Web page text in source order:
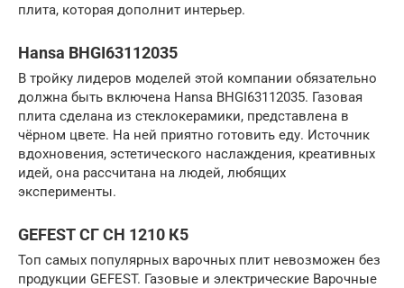
плита, которая дополнит интерьер.
Hansa BHGI63112035
В тройку лидеров моделей этой компании обязательно
должна быть включена Hansa BHGI63112035. Газовая
плита сделана из стеклокерамики, представлена в
чёрном цвете. На ней приятно готовить еду. Источник
вдохновения, эстетического наслаждения, креативных
идей, она рассчитана на людей, любящих
эксперименты.
GEFEST СГ СН 1210 К5
Топ самых популярных варочных плит невозможен без
продукции GEFEST. Газовые и электрические Варочные